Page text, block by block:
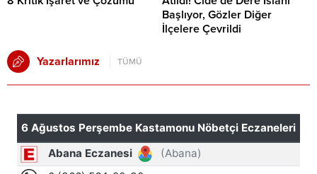
Başlıyor, Gözler Diğer
İlçelere Çevrildi
Yazarlarımız TÜMÜ